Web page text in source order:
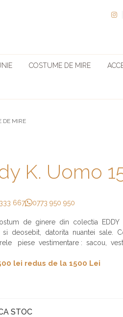
COSTUME DE MIRE
DE MIRE
K. Uomo
667 0773 950 950
de ginere din colectia EDDY
deosebit, datorita nuantei sale.
piese vestimentare : sacou,
lei redus de la 1500 Lei
STOC